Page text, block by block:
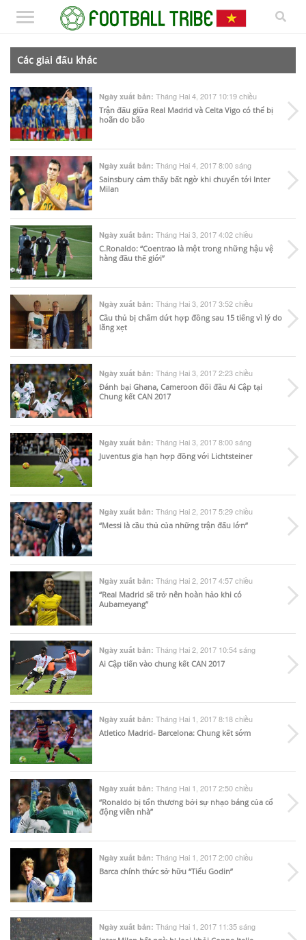
Các giải đấu khác
Ngày xuất bản: Tháng Hai 4, 2017 10:19 chiều
Trận đấu giữa Real Madrid và Celta Vigo có thể bị
hoãn do bão
Ngày xuất bản: Tháng Hai 4, 2017 8:00 sáng
Sainsbury cảm thấy bất ngờ khi chuyển tới Inter
Milan
Ngày xuất bản: Tháng Hai 3, 2017 4:02 chiều
C.Ronaldo: “Coentrao là một trong những hậu vệ
hàng đầu thế giới”
Ngày xuất bản: Tháng Hai 3, 2017 3:52 chiều
Cầu thủ bị chấm dứt hợp đồng sau 15 tiếng vì lý do
lãng xẹt
Ngày xuất bản: Tháng Hai 3, 2017 2:23 chiều
Đánh bại Ghana, Cameroon đối đầu Ai Cập tại
Chung kết CAN 2017
Ngày xuất bản: Tháng Hai 3, 2017 8:00 sáng
Juventus gia hạn hợp đồng với Lichtsteiner
Ngày xuất bản: Tháng Hai 2, 2017 5:29 chiều
“Messi là cầu thủ của những trận đấu lớn”
Ngày xuất bản: Tháng Hai 2, 2017 4:57 chiều
“Real Madrid sẽ trở nên hoàn hảo khi có
Aubameyang”
Ngày xuất bản: Tháng Hai 2, 2017 10:54 sáng
Ai Cập tiến vào chung kết CAN 2017
Ngày xuất bản: Tháng Hai 1, 2017 8:18 chiều
Atletico Madrid- Barcelona: Chung kết sớm
Ngày xuất bản: Tháng Hai 1, 2017 2:50 chiều
“Ronaldo bị tổn thương bởi sự nhạo báng của cổ
động viên nhà”
Ngày xuất bản: Tháng Hai 1, 2017 2:00 chiều
Barca chính thức sở hữu “Tiểu Godin”
Ngày xuất bản: Tháng Hai 1, 2017 11:35 sáng